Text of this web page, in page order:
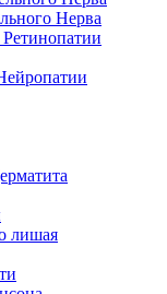
Нерва
лишая